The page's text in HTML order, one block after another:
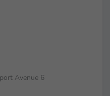
Avenue 6